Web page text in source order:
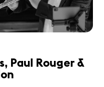
Paul Rouger &